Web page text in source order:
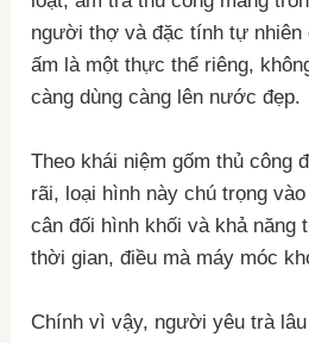
người thợ và đặc tính tự nhiên
ấm là một thực thể riêng,
càng dùng càng lên nước đẹp.
Theo khái niệm gốm thủ công
rãi, loại hình này chú trọng
cân đối hình khối và khả năng
thời gian, điều mà máy móc
Chính vì vậy, người yêu trà